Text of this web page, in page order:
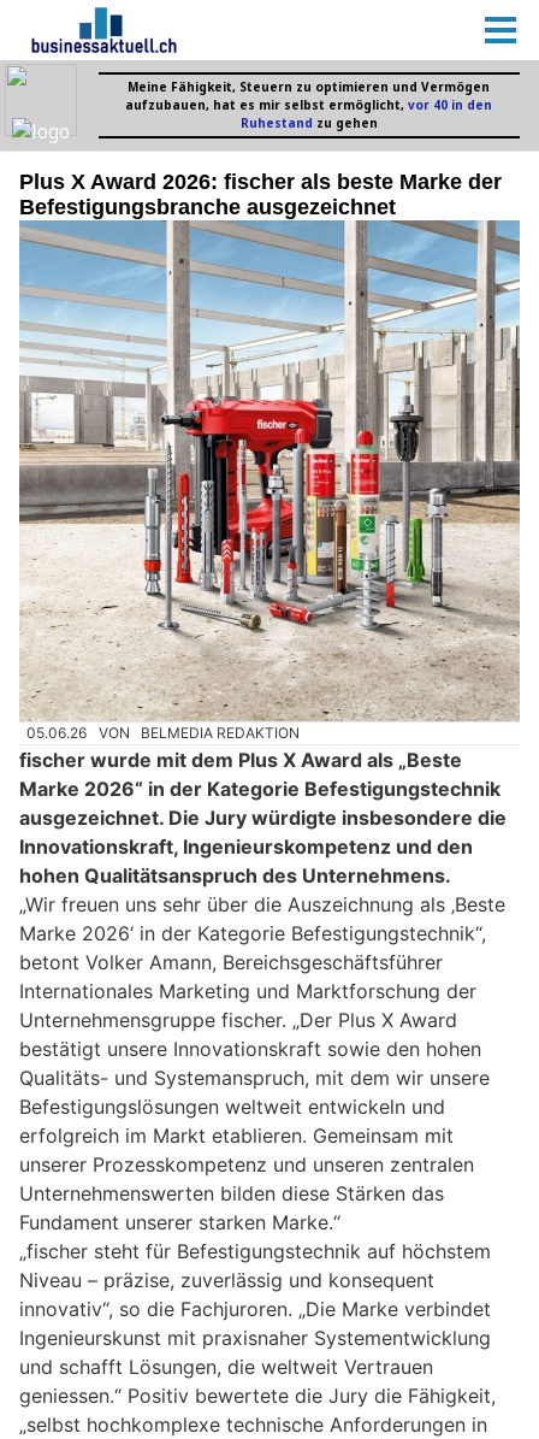
Plus X Award 2026: fischer als beste Marke der
Befestigungsbranche ausgezeichnet
05.06.26 VON BELMEDIA REDAKTION
fischer wurde mit dem Plus X Award als „Beste
Marke 2026“ in der Kategorie Befestigungstechnik
ausgezeichnet. Die Jury würdigte insbesondere die
Innovationskraft, Ingenieurskompetenz und den
hohen Qualitätsanspruch des Unternehmens.
„Wir freuen uns sehr über die Auszeichnung als ‚Beste
Marke 2026‘ in der Kategorie Befestigungstechnik“,
betont Volker Amann, Bereichsgeschäftsführer
Internationales Marketing und Marktforschung der
Unternehmensgruppe fischer. „Der Plus X Award
bestätigt unsere Innovationskraft sowie den hohen
Qualitäts- und Systemanspruch, mit dem wir unsere
Befestigungslösungen weltweit entwickeln und
erfolgreich im Markt etablieren. Gemeinsam mit
unserer Prozesskompetenz und unseren zentralen
Unternehmenswerten bilden diese Stärken das
Fundament unserer starken Marke.“
„fischer steht für Befestigungstechnik auf höchstem
Niveau – präzise, zuverlässig und konsequent
innovativ“, so die Fachjuroren. „Die Marke verbindet
Ingenieurskunst mit praxisnaher Systementwicklung
und schafft Lösungen, die weltweit Vertrauen
geniessen.“ Positiv bewertete die Jury die Fähigkeit,
„selbst hochkomplexe technische Anforderungen in